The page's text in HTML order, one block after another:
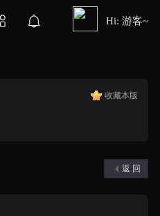
Hi: 游客~
收藏本版
返 回